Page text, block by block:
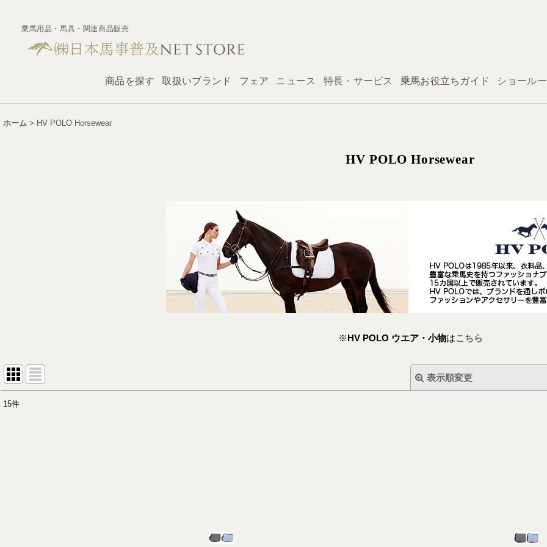
乗馬用品・馬具・関連商品販売
商品を探す 取扱いブランド フェア ニュース 特長・サービス 乗馬お役立ちガイド ショール
ホーム > HV POLO Horsewear
HV POLO Horsewear
※HV POLO ウエア・小物はこちら
表示順変更
15件